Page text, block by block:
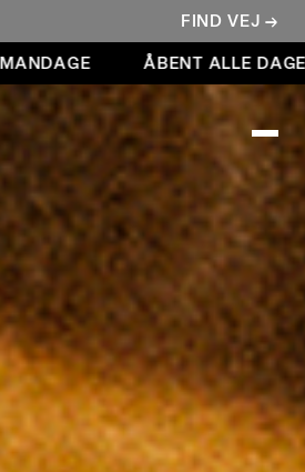
FIND VEJ →
ÅBENT ALLE DAGE I